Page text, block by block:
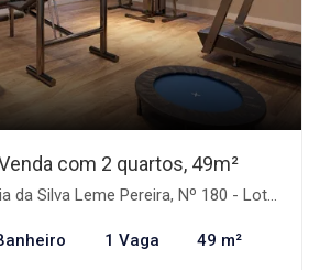
com 2 quartos, 49m²
Leme Pereira, Nº 180 - Lote 02, Quadra 01, Londrina-PR
1 Vaga 49 m²